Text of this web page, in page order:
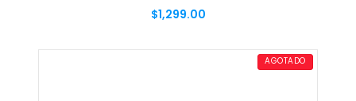
$1,299.00
AGOTADO